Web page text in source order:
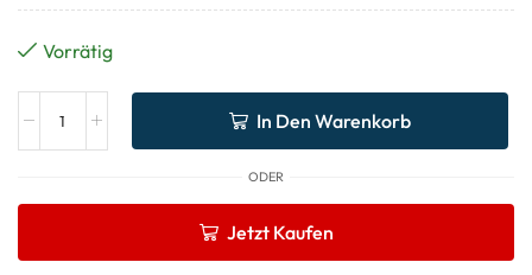
Vorrätig
In Den Warenkorb
ODER
Jetzt Kaufen